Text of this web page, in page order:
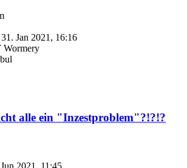
31. Jan 2021, 16:16
Wormery
alle ein "Inzestproblem"?!?!?